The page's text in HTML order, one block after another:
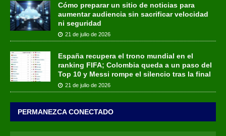
Cómo preparar un sitio de noticias para
aumentar audiencia sin sacrificar velocidad
ni seguridad
21 de julio de 2026
España recupera el trono mundial en el
ranking FIFA; Colombia queda a un paso del
Top 10 y Messi rompe el silencio tras la final
21 de julio de 2026
PERMANEZCA CONECTADO